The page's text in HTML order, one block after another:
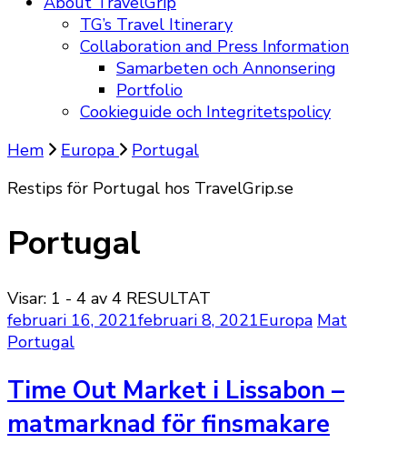
TG’s Travel Itinerary
Collaboration and Press Information
Samarbeten och Annonsering
Portfolio
Cookieguide och Integritetspolicy
Hem
Europa
Portugal
Restips för Portugal hos TravelGrip.se
Portugal
Visar: 1 - 4 av 4 RESULTAT
februari 16, 2021februari 8, 2021Europa Mat
Portugal
Time Out Market i Lissabon –
matmarknad för finsmakare